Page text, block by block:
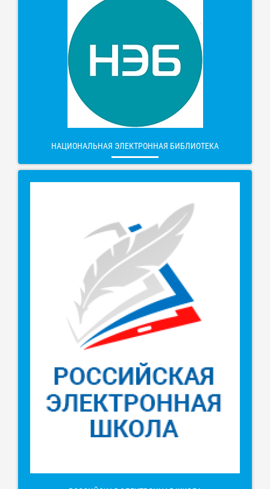
НАЦИОНАЛЬНАЯ ЭЛЕКТРОННАЯ БИБЛИОТЕКА